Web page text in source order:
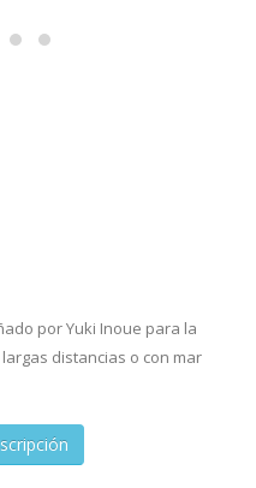
por Yuki Inoue para la
distancias o con mar